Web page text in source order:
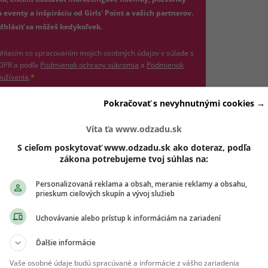
eventy a inšpiráciu od Girls' Point a vašich partnerov.
sa môžeš kedykoľvek.
so spracovaním mojich osobných údajov v súlade s
a podľa Podmienok ochrany súkromia (otvorí sa v novom okne)
a Podmienok
(otvorí sa v novom okne)
.*
Prihlásiť sa na odber Odošle formulár
mnohé ženy spôsob, ako sa vyhnúť nepríjemným
otvorene komunikovali o svojich potrebách, volia
partneri tak zostávajú v mylnej predstave o svojich
je odlišná. Dôvodom takéhoto konania je často snaha
ďalšie pokusy o dosiahnutie orgazmu, ktoré sú pre
Víta ťa www.odzadu.sk
S cieľom poskytovať www.odzadu.sk ako doteraz, podľa
zákona potrebujeme tvoj súhlas na:
Personalizovaná reklama a obsah, meranie reklamy a obsahu,
prieskum cieľových skupín a vývoj služieb
Uchovávanie alebo prístup k informáciám na zariadení
Ďalšie informácie
Vaše osobné údaje budú spracúvané a informácie z vášho zariadenia
Pokračovať s nevyhnutnými cookies →